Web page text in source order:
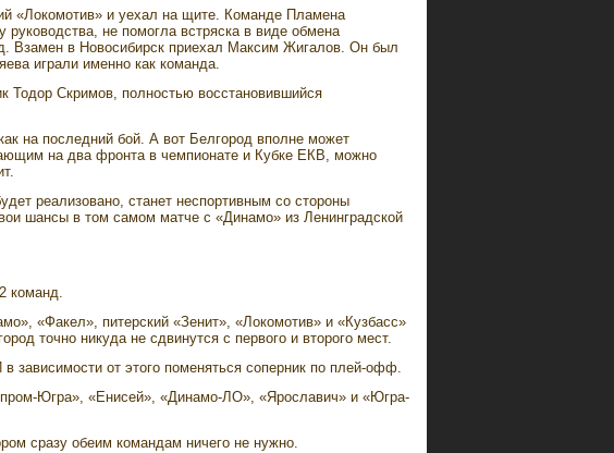
«Локомотив» и уехал на щите. Команде Пламена
не помогла встряска в виде обмена
Взамен в Новосибирск приехал Максим Жигалов. Он был
играли именно как команда.
Тодор Скримов, полностью восстановившийся
на пос­ледний бой. А вот Белгород вполне может
на два фронта в чемпионате и Кубке ЕКВ, можно
реализовано, станет неспортивным со стороны
шансы в том самом матче с «Динамо» из Ленинградской
команд.
«Факел», питерский «Зенит», «Локомотив» и «Кузбасс»
точно никуда не сдвинутся с первого и второго мест.
зависимости от этого поменяться соперник по плей-офф.
Югра», «Енисей», «Динамо-ЛО», «Ярославич» и «Югра-
сразу обе­им командам ничего не нужно.